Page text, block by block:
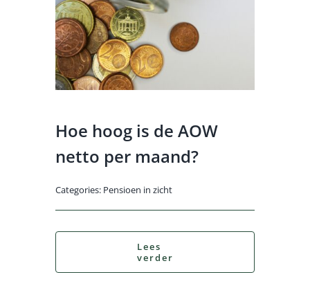
Hoe hoog is de AOW
netto per maand?
Categories: Pensioen in zicht
Lees
verder